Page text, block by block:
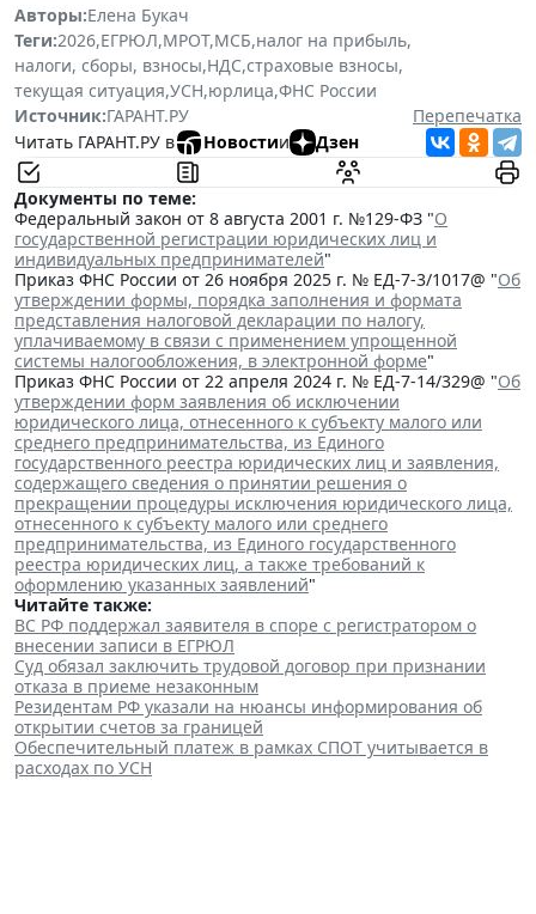
Авторы:Елена Букач
Теги:2026,ЕГРЮЛ,МРОТ,МСБ,налог на прибыль,
налоги, сборы, взносы,НДС,страховые взносы,
текущая ситуация,УСН,юрлица,ФНС России
Источник:ГАРАНТ.РУ
Перепечатка
Читать ГАРАНТ.РУ в
Новостии Дзен
Документы по теме:
Федеральный закон от 8 августа 2001 г. №129-ФЗ "О
государственной регистрации юридических лиц и
индивидуальных предпринимателей"
Приказ ФНС России от 26 ноября 2025 г. № ЕД-7-3/1017@ "Об
утверждении формы, порядка заполнения и формата
представления налоговой декларации по налогу,
уплачиваемому в связи с применением упрощенной
системы налогообложения, в электронной форме"
Приказ ФНС России от 22 апреля 2024 г. № ЕД-7-14/329@ "Об
утверждении форм заявления об исключении
юридического лица, отнесенного к субъекту малого или
среднего предпринимательства, из Единого
государственного реестра юридических лиц и заявления,
содержащего сведения о принятии решения о
прекращении процедуры исключения юридического лица,
отнесенного к субъекту малого или среднего
предпринимательства, из Единого государственного
реестра юридических лиц, а также требований к
оформлению указанных заявлений"
Читайте также:
ВС РФ поддержал заявителя в споре с регистратором о
внесении записи в ЕГРЮЛ
Суд обязал заключить трудовой договор при признании
отказа в приеме незаконным
Резидентам РФ указали на нюансы информирования об
открытии счетов за границей
Обеспечительный платеж в рамках СПОТ учитывается в
расходах по УСН